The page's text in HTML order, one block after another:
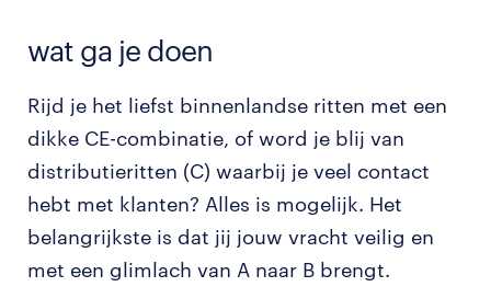
wat ga je doen
Rijd je het liefst binnenlandse ritten met een
dikke CE-combinatie, of word je blij van
distributieritten (C) waarbij je veel contact
hebt met klanten? Alles is mogelijk. Het
belangrijkste is dat jij jouw vracht veilig en
met een glimlach van A naar B brengt.